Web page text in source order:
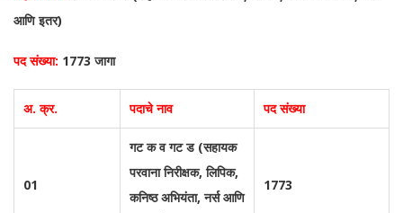
आणि इतर)
पद संख्या: 1773 जागा
अ. क्र. पदाचे नाव पद संख्या
01
गट क व गट ड (सहायक
परवाना निरीक्षक, लिपिक,
कनिष्ठ अभियंता, नर्स आणि
1773